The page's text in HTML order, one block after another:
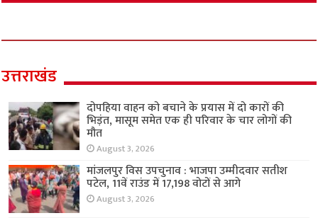
उत्तराखंड
दोपहिया वाहन को बचाने के प्रयास में दो कारों की
भिड़ंत, मासूम समेत एक ही परिवार के चार लोगों की
मौत
August 3, 2026
मांजलपुर विस उपचुनाव : भाजपा उम्मीदवार सतीश
पटेल, 11वें राउंड में 17,198 वोटों से आगे
August 3, 2026